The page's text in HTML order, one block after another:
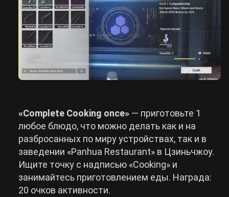
«Complete Cooking once» — приготовьте 1
любое блюдо, что можно делать как и на
разбросанных по миру устройствах, так и в
заведении «Panhua Restaurant» в Цзиньчжоу.
Ищите точку с надписью «Cooking» и
занимайтесь приготовлением еды. Награда:
20 очков активности.